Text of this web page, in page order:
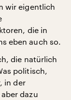
wir eigentlich
die in
eben auch so.
die natürlich
politisch,
in der
dazu